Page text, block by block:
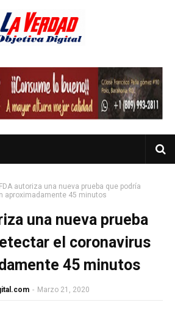
autoriza una nueva prueba que podría
aproximadamente 45 minutos
una nueva prueba
el coronavirus
45 minutos
- Marzo 21, 2020